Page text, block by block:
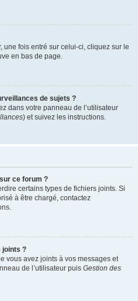
une fois entré sur celui-ci, cliquez sur le
en bas de page.
de sujets ?
dans votre panneau de l’utilisateur
) et suivez les instructions.
ce forum ?
certains types de fichiers joints. Si
à être chargé, contactez
joints ?
vous avez joints à vos messages et
de l’utilisateur puis Gestion des